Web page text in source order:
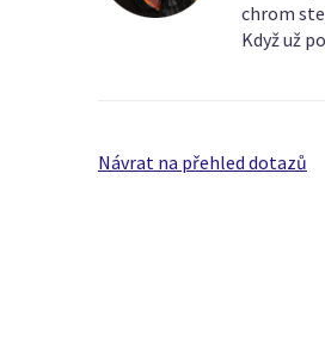
chrom
Když už
Návrat na přehled dotazů